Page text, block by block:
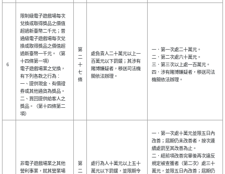
6
限制級電子遊戲場每次
兌換或取得獎品之價值
超過新臺幣二千元；普
通級電子遊戲場每次兌
換或取得獎品之價值超
過新臺幣一千元。（第
十四條第一項）
電子遊戲場業之兌換，
有下列各款之行為︰
一、提供現金、有價證
券或其他通貨為獎品。
二、買回提供給客人之
獎品。（第十四條第二
項）
第
二
十
七
條
處負責人二十萬元以上一
百萬元以下罰鍰；其涉有
賭博嫌疑者，移送司法機
關依法辦理。
一．第一次處二十萬元。
二．第二次處六十萬元。
三．第三次以上處一百萬元。
四．涉有賭博嫌疑者，移送司法
機關依法辦理。
非電子遊戲場業之其他
營利事業，就其營業場
第
二
處行為人十萬元以上五十
萬元以下罰鍰，並限期令
一．第一次處十萬元並限五日內
改善；屆期仍未改善者，按次連
續處罰至其改善為止。
二．經前項改善完畢後再次違反
規定被查獲者（第二次）處三十
萬元，並限五日內改善；屆期仍